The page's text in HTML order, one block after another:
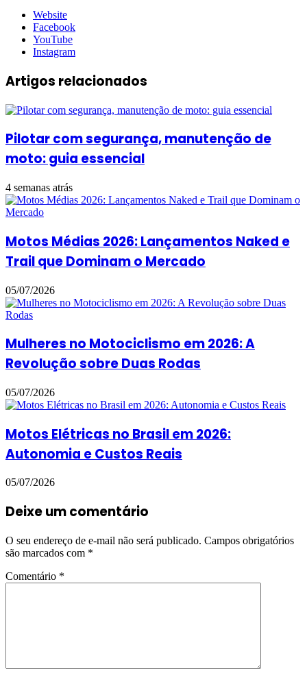
Website
Facebook
YouTube
Instagram
Artigos relacionados
Pilotar com segurança, manutenção de
moto: guia essencial
4 semanas atrás
Motos Médias 2026: Lançamentos Naked e
Trail que Dominam o Mercado
05/07/2026
Mulheres no Motociclismo em 2026: A
Revolução sobre Duas Rodas
05/07/2026
Motos Elétricas no Brasil em 2026:
Autonomia e Custos Reais
05/07/2026
Deixe um comentário
O seu endereço de e-mail não será publicado. Campos obrigatórios
são marcados com *
Comentário *